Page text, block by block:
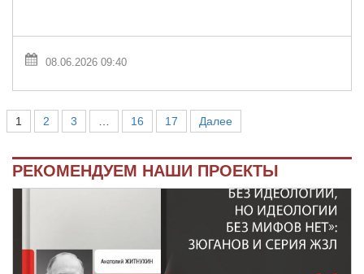
08.06.2026 09:40
1 2 3 16 17 Далее
РЕКОМЕНДУЕМ НАШИ ПРОЕКТЫ